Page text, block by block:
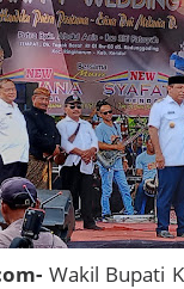
Wakil Bupati